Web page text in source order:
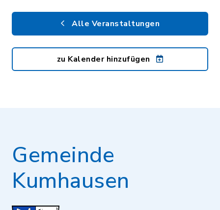
Alle Veranstaltungen
zu Kalender hinzufügen
Gemeinde
Kumhausen